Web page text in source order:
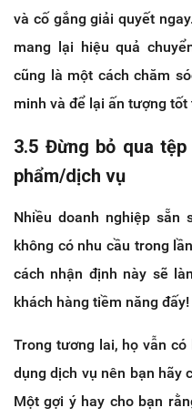
và cố gắng giải quyết
mang lại hiệu quả
cũng là một cách chăm
minh và để lại ấn tượng
3.5 Đừng bỏ qua
phẩm/dịch vụ
Nhiều doanh nghiệp sẵn
không có nhu cầu trong
cách nhận định này sẽ
khách hàng tiềm năng đấy!
Trong tương lai, họ vẫn
dụng dịch vụ nên bạn hãy
Một gợi ý hay cho bạn